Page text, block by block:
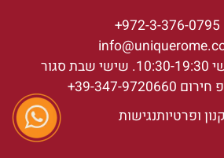
972-3-376-0795+
347-9720660+
ופרטיותנגישות